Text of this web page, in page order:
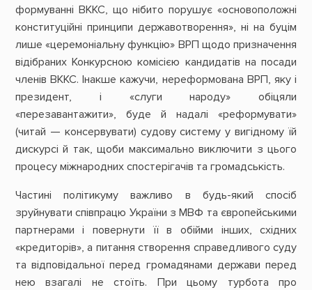
формуванні ВККС, що нібито порушує «основоположні
конституційні принципи державотворення», ні на буцім
лише «церемоніальну функцію» ВРП щодо призначення
відібраних Конкурсною комісією кандидатів на посади
членів ВККС. Інакше кажучи, нереформована ВРП, яку і
президент, і «слуги народу» обіцяли
«перезавантажити», буде й надалі «реформувати»
(читай — консервувати) судову систему у вигідному їй
дискурсі й так, щоби максимально виключити з цього
процесу міжнародних спостерігачів та громадськість.
Частині політикуму важливо в будь-який спосіб
зруйнувати співпрацю України з МВФ та європейськими
партнерами і повернути її в обійми інших, східних
«кредиторів», а питання створення справедливого суду
та відповідальної перед громадянами держави перед
нею взагалі не стоїть. При цьому турбота про